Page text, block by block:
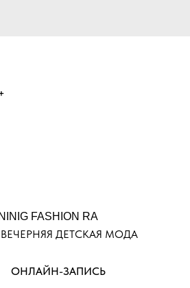
ОНЛАЙН-ЗАПИСЬ
FASHION RA
ДЕТСКАЯ МОДА